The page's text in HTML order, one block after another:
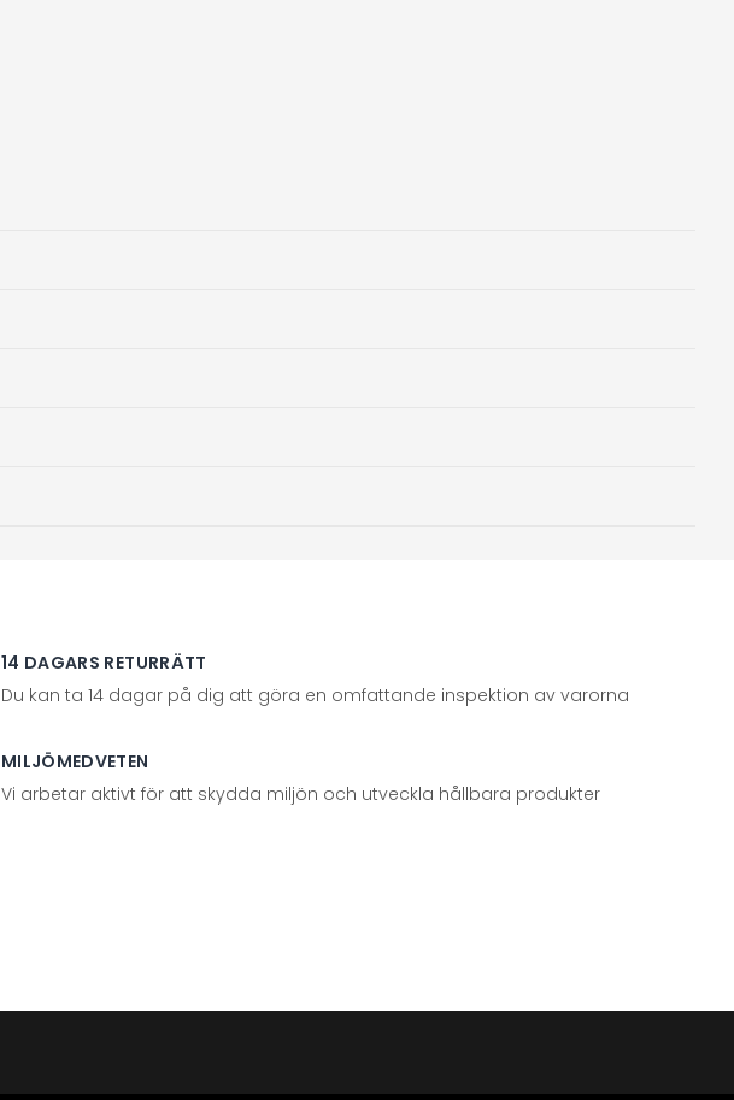
14 DAGARS RETURRÄTT
Du kan ta 14 dagar på dig att göra en omfattande inspektion av varorna
MILJÖMEDVETEN
Vi arbetar aktivt för att skydda miljön och utveckla hållbara produkter